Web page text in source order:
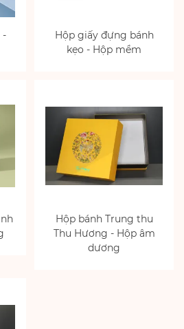
-
Hộp giấy đựng bánh
kẹo - Hộp mềm
Hộp bánh Trung thu
Thu Hương - Hộp âm
dương